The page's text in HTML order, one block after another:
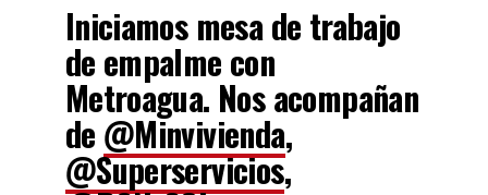
Iniciamos mesa de trabajo
de empalme con
Metroagua. Nos acompañan
de @Minvivienda,
@Superservicios,